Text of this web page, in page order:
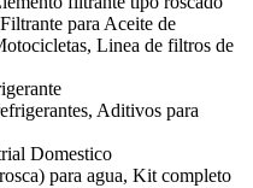
para Aceite de
Linea de filtros de
Aditivos para
Domestico
para agua, Kit completo